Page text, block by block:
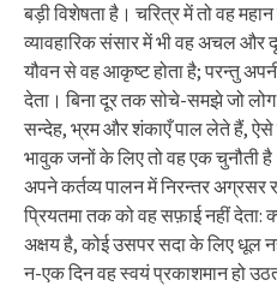
बड़ी विशेषता है। चरित्र में तो वह
व्यावहारिक संसार में भी वह अचल और
यौवन से वह आकृष्ट होता है; परन्तु
देता। बिना दूर तक सोचे-समझे जो लोग
सन्देह, भ्रम और शंकाएँ पाल लेते हैं,
भावुक जनों के लिए तो वह एक चुनौती
अपने कर्तव्य पालन में निरन्तर अग्रसर
प्रियतमा तक को वह सफ़ाई नहीं देता:
अक्षय है, कोई उसपर सदा के लिए
न-एक दिन वह स्वयं प्रकाशमान हो